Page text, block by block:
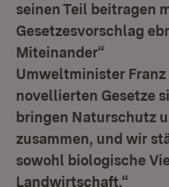
seinen Teil beitragen
Gesetzesvorschlag
Miteinander“
Umweltminister
novellierten Gesetze
bringen Naturschutz
zusammen, und wir
sowohl biologische
Landwirtschaft.“